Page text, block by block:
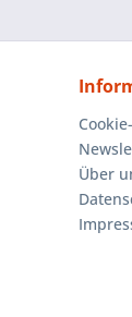
Über